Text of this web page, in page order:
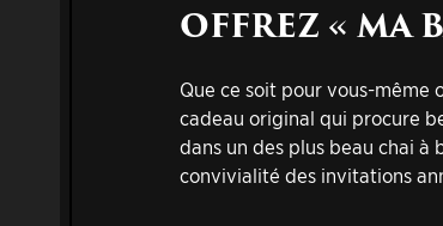
OFFREZ « MA
Que ce soit pour vous-même
cadeau original qui procure
dans un des plus beau chai à
convivialité des invitations